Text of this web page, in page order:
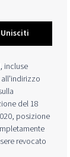
Unisciti
incluse
del 18
posizione
revocato